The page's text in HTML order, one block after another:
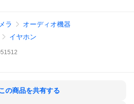
)
ピース(XS, S, M, L)×各1セット
ハイレゾ 高音質 MMCX コネクタ
ラ
オーディオ機器
イヤホン
の商品を共有する